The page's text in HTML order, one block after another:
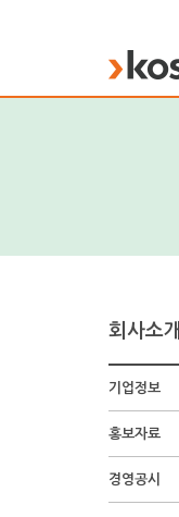
KOSCOM
회사소개
기업정보
홍보자료
경영공시